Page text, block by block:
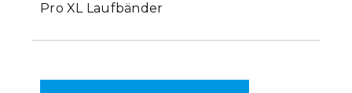
Pro XL Laufbänder